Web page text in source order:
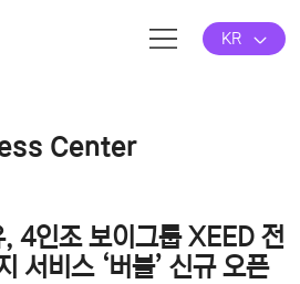
KR
Center
, 4인조 보이그룹 XEED 전
서비스 ‘버블’ 신규 오픈